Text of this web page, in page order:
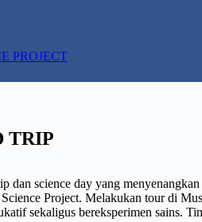
TRIP
dan science day yang
Project. Melakukan tour di
sekaligus bereksperimen sains.